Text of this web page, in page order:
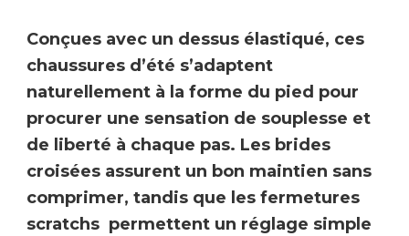
Conçues avec un dessus élastiqué, ces
chaussures d’été s’adaptent
naturellement à la forme du pied pour
procurer une sensation de souplesse et
de liberté à chaque pas. Les brides
croisées assurent un bon maintien sans
comprimer, tandis que les fermetures
scratchs permettent un réglage simple